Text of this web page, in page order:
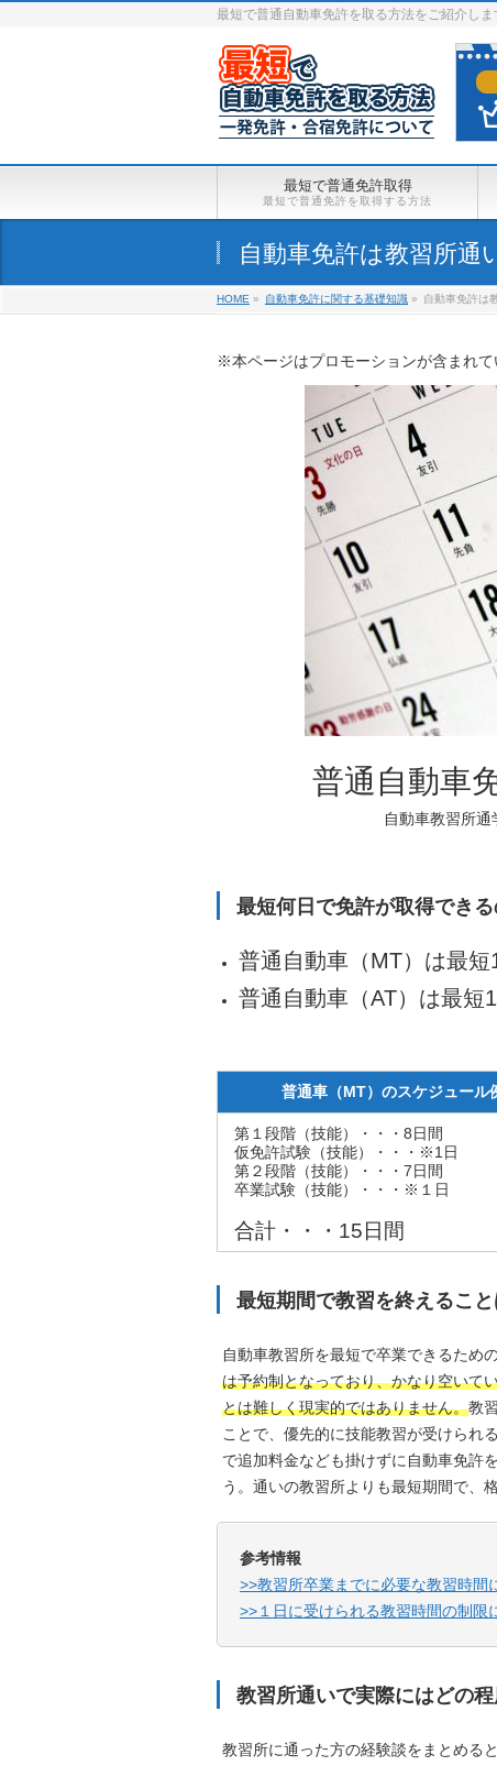
最短で普通自動車免許を取る方法をご紹介しま
最短で普通免許取得
最短で普通免許を取得する方法
自動車免許は教習所通
HOME » 自動車免許に関する基礎知識 » 自動車免許は
普通自動車
自動車教習所通
最短何日で免許が取得できる
普通自動車（MT）は最短
普通自動車（AT）は最短
普通車（MT）のスケジュール
第１段階（技能）・・・8日間
仮免許試験（技能）・・・※1日
第２段階（技能）・・・7日間
卒業試験（技能）・・・※１日
合計・・・15日間
最短期間で教習を終えること
自動車教習所を最短で卒業できるため
は予約制となっており、かなり空いて
とは難しく現実的ではありません。教
ことで、優先的に技能教習が受けられ
で追加料金なども掛けずに自動車免許
う。通いの教習所よりも最短期間で、
参考情報
>>教習所卒業までに必要な教習時間
>>１日に受けられる教習時間の制限
教習所通いで実際にはどの程
教習所に通った方の経験談をまとめると